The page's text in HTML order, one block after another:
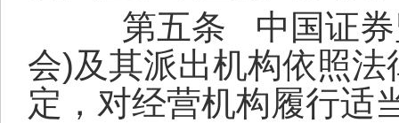
第五条
中国证
会)及其派出机构依照
定，对经营机构履行适